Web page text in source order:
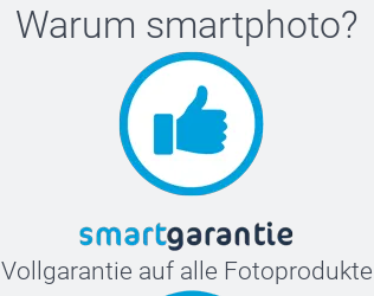
Warum smartphoto?
Vollgarantie auf alle Fotoprodukte